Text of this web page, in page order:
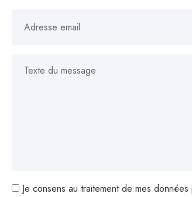
Je consens au traitement de mes